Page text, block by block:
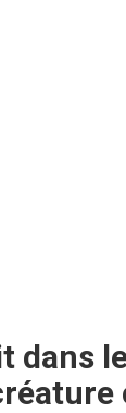
dans